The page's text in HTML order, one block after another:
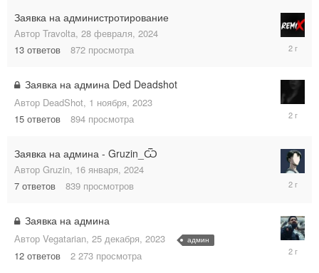
Заявка на администротирование
Автор Travolta, 28 февраля, 2024
13 ответов 872 просмотра
28
Заявка на админа Ded Deadshot
Автор DeadShot, 1 ноября, 2023
15 ответов 894 просмотра
22
Заявка на админа - Gruzin_Ѿ
Автор Gruzin, 16 января, 2024
7 ответов 839 просмотров
26
Заявка на админа
Автор Vegatarian, 25 декабря, 2023 админ
12 ответов 2 273 просмотра
26